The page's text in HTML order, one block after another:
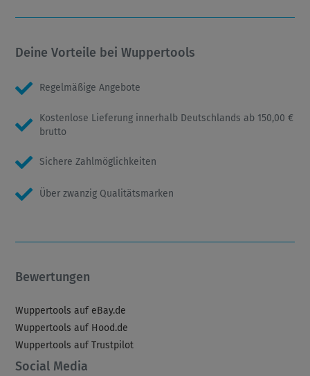
Deine Vorteile bei Wuppertools
Regelmäßige Angebote
Kostenlose Lieferung innerhalb Deutschlands ab 150,00 €
brutto
Sichere Zahlmöglichkeiten
Über zwanzig Qualitätsmarken
Bewertungen
Wuppertools auf eBay.de
Wuppertools auf Hood.de
Wuppertools auf Trustpilot
Social Media